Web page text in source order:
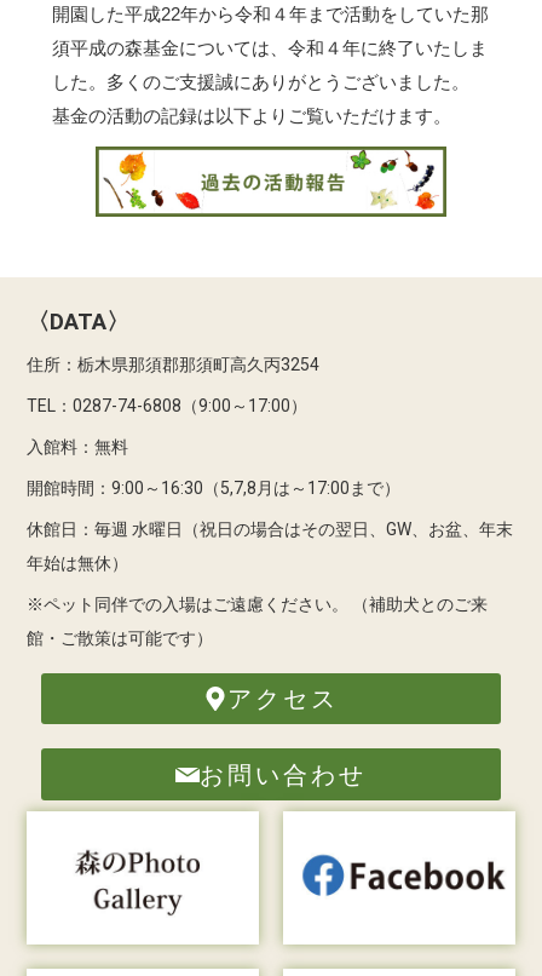
開園した平成22年から令和４年まで活動をしていた那
須平成の森基金については、令和４年に終了いたしま
した。多くのご支援誠にありがとうございました。
基金の活動の記録は以下よりご覧いただけます。
〈DATA〉
住所：栃木県那須郡那須町高久丙3254
TEL：0287-74-6808（9:00～17:00）
入館料：無料
開館時間：9:00～16:30（5,7,8月は～17:00まで）
休館日：毎週 水曜日（祝日の場合はその翌日、GW、お盆、年末
年始は無休）
※ペット同伴での入場はご遠慮ください。
（補助犬とのご来
館・ご散策は可能です）
アクセス
お問い合わせ